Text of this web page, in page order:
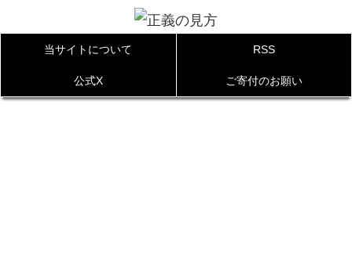
当サイトについて RSS
公式X ご寄付のお願い